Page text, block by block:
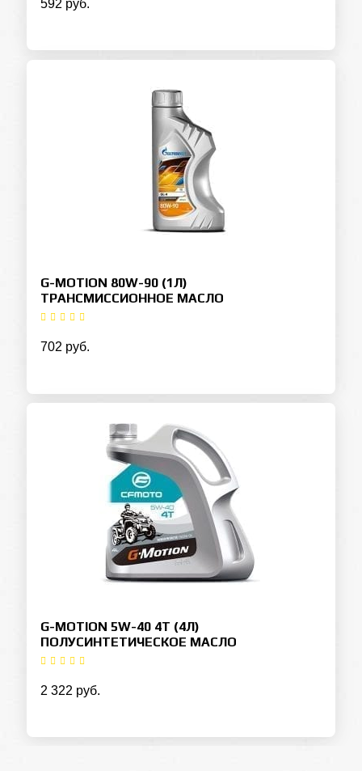
592 руб.
G-MOTION 80W-90 (1Л)
ТРАНСМИССИОННОЕ МАСЛО
702 руб.
G-MOTION 5W-40 4T (4Л)
ПОЛУСИНТЕТИЧЕСКОЕ МАСЛО
2 322 руб.